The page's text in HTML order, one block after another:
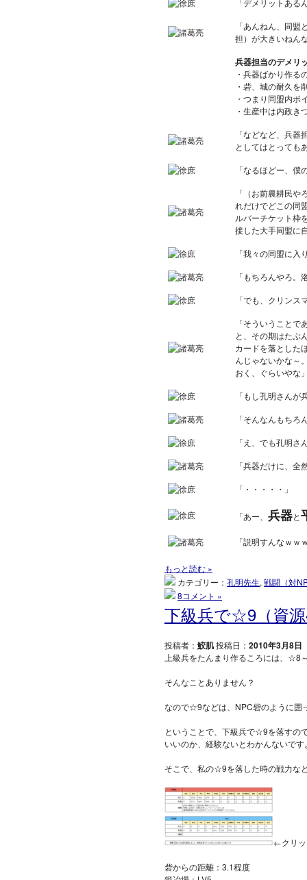
「デメリットある
「あんねん、同
担）が大きいねん
兵器担当のデメリ
・兵器ばかり作る
・砦、城の耐久を
・つまり同盟内ポ
・生産中は内政き
「などなど、兵
としてはとっても
「なるほどー、
「（お前農耕民
れだけでどこの同
ルバーチケット枠
接した大手同盟に
「我々の同盟に
「もちろんやろ
「でも、クリン
「そういうこと
と、その期はたぶ
カードを落とした
んじゃないかな～
おく、ぐらいやな
「もし孔明さん
「そんなんもちろ
「え、でも孔明
「兵器だけに、
「・・・・・」
「あー、 兵器と
「説明すんなｗｗ
もっと読む »
カテゴリー： 孔明先生, 戦闘（対
8コメント »
下級兵で☆9（資
投稿者： 鮫肌投稿日： 2010年3月8日
上級兵をたんまり作るころには、
そんなことありません？
なので☆9などは、NPC砦のように囲
ということで、下級兵で☆9を落すの
いいのか、経験ないとわかんないです
そこで、私の☆9を落した時の戦力な
←クリ
砦からの距離：3.1程度